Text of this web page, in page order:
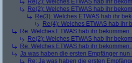
Re(2): Welches ETWAS hab ihr
Re(2): Welches ETWAS hab ihr
Re(3): Welches ETWAS hab ihr
Re(4): Welches ETWAS hab ihr
Re: Welches ETWAS hab ihr bekommen..
Re(2): Welches ETWAS hab ihr
Re: Welches ETWAS hab ihr bekommen..
Ja was haben die ersten Empfänger nun
Re: Ja was haben die ersten